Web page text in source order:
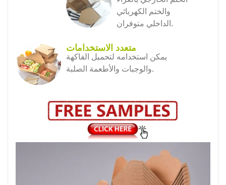
والختم الكهربائي
الداخلي متوفران.
متعدد الاستخدامات
يمكن استخدامه لتحميل الفاكهة
والوجبات والأطعمة الصلبة.